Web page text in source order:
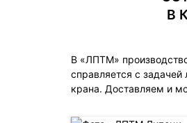
В
В «ЛПТМ»
справляется с
крана. Доставляем и